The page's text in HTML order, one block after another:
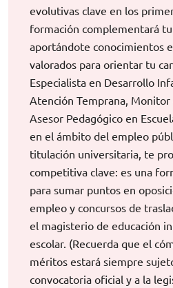
evolutivas clave en los
formación complementará
aportándote conocimientos
valorados para orientar tu
Especialista en Desarrollo
Atención Temprana,
Asesor Pedagógico en
en el ámbito del empleo
titulación universitaria, te
competitiva clave: es una
para sumar puntos en
empleo y concursos de
el magisterio de educación
escolar. (Recuerda que el
méritos estará siempre
convocatoria oficial y a la